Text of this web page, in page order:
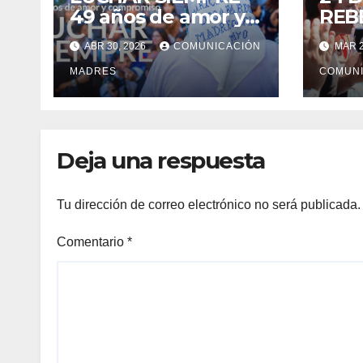
49 años de amor y
compromiso
ABR 30, 2026 COMUNICACIÓN
MADRES
LA
LA
MAR
Deja una respuesta
Tu dirección de correo electrónico no será publicada.
Comentario *